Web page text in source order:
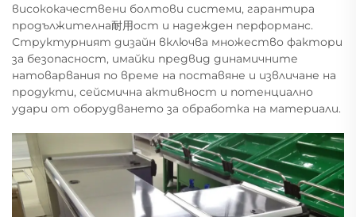
висококачествени болтови системи, гарантира
продължителна耐用ост и надежден перформанс.
Структурният дизайн включва множество фактори
за безопасност, имайки предвид динамичните
натоварвания по време на поставяне и извличане на
продукти, сейсмична активност и потенциално
удари от оборудването за обработка на материали.